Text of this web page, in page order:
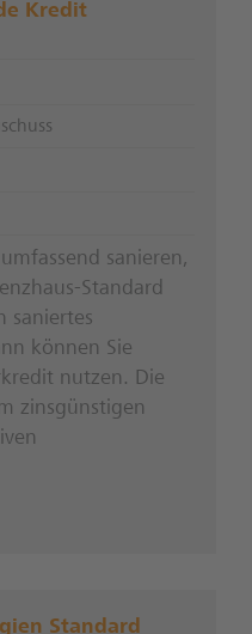
Kredit
sanieren,
Standard
saniertes
können Sie
nutzen. Die
zinsgünstigen
Standard